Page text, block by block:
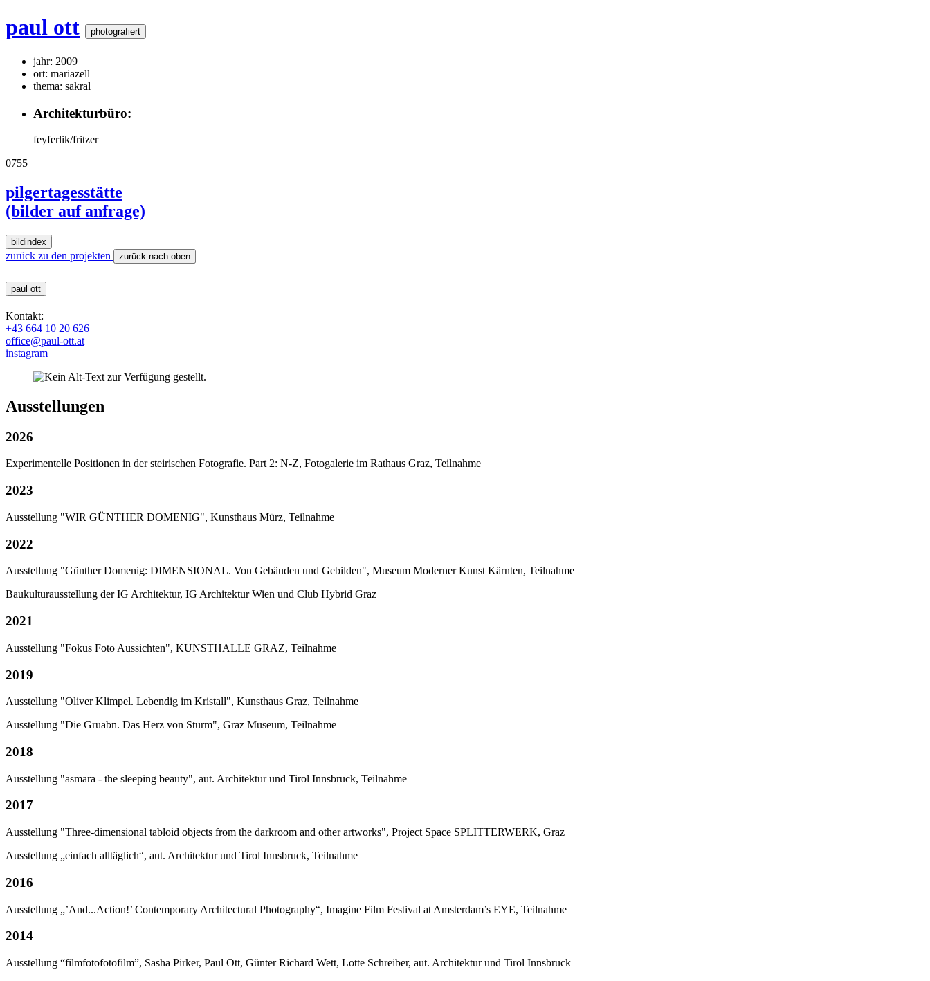
paul ott photografiert
jahr: 2009
ort: mariazell
thema: sakral
Architekturbüro:
feyferlik/fritzer
0755
pilgertagesstätte
(bilder auf anfrage)
bildindex
zurück zu den projekten zurück nach oben
paul ott
Kontakt:
+43 664 10 20 626
office@paul-ott.at
instagram
Ausstellungen
2026
Experimentelle Positionen in der steirischen Fotografie. Part 2: N-Z, Fotogalerie im Rathaus Graz, Teilnahme
2023
Ausstellung "WIR GÜNTHER DOMENIG", Kunsthaus Mürz, Teilnahme
2022
Ausstellung "Günther Domenig: DIMENSIONAL. Von Gebäuden und Gebilden", Museum Moderner Kunst Kärnten, Teilnahme
Baukulturausstellung der IG Architektur, IG Architektur Wien und Club Hybrid Graz
2021
Ausstellung "Fokus Foto|Aussichten", KUNSTHALLE GRAZ, Teilnahme
2019
Ausstellung "Oliver Klimpel. Lebendig im Kristall", Kunsthaus Graz, Teilnahme
Ausstellung "Die Gruabn. Das Herz von Sturm", Graz Museum, Teilnahme
2018
Ausstellung "asmara - the sleeping beauty", aut. Architektur und Tirol Innsbruck, Teilnahme
2017
Ausstellung "Three-dimensional tabloid objects from the darkroom and other artworks", Project Space SPLITTERWERK, Graz
Ausstellung „einfach alltäglich“, aut. Architektur und Tirol Innsbruck, Teilnahme
2016
Ausstellung „’And...Action!’ Contemporary Architectural Photography“, Imagine Film Festival at Amsterdam’s EYE, Teilnahme
2014
Ausstellung “filmfotofotofilm”, Sasha Pirker, Paul Ott, Günter Richard Wett, Lotte Schreiber, aut. Architektur und Tirol Innsbruck